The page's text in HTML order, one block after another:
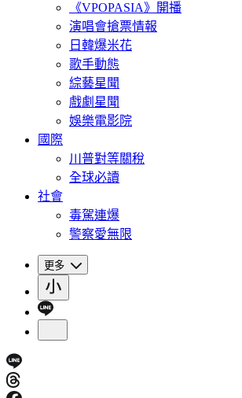
《VPOPASIA》開播
演唱會搶票情報
日韓爆米花
歌手動態
綜藝星聞
戲劇星聞
娛樂電影院
國際
川普對等關稅
全球必讀
社會
毒駕連爆
警察愛無限
更多